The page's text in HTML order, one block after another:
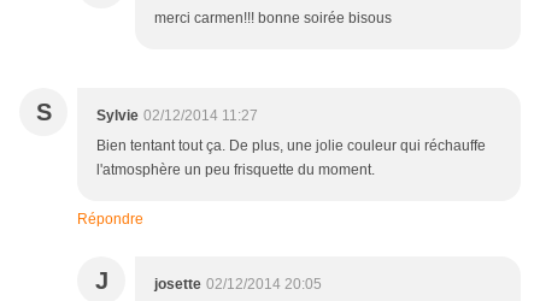
merci carmen!!! bonne soirée bisous
S Sylvie 02/12/2014 11:27
Bien tentant tout ça. De plus, une jolie couleur qui réchauffe
l'atmosphère un peu frisquette du moment.
Répondre
J josette 02/12/2014 20:05